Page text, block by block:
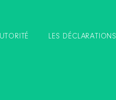
LES DÉCLARATIONS